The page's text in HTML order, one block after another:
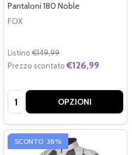
Pantaloni 180 Noble
FOX
Listino €149,99
Prezzo scontato €126,99
Quantità: OPZIONI
SCONTO 38%